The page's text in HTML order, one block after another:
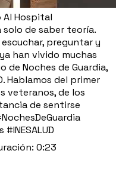
Al Hospital
de saber teoría.
preguntar y
han vivido muchas
de Noches de Guardia,
Hablamos del primer
veteranos, de los
de sentirse
0:23